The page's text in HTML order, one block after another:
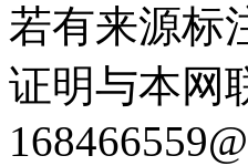
若有来源标
证明与本网